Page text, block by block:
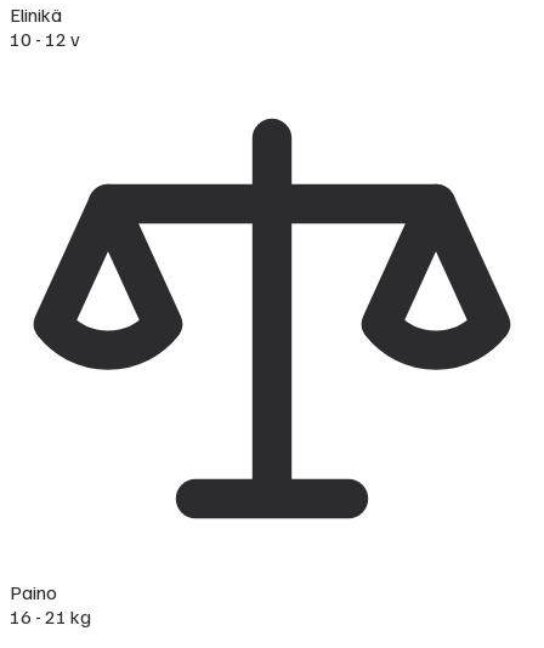
Elinikä
10 - 12 v
Paino
16 - 21 kg